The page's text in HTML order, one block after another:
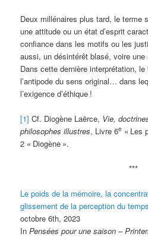
Deux millénaires plus tard, le terme
une attitude ou un état d’esprit
confiance dans les motifs ou les
aussi, un désintérêt blasé, voire une
Dans cette dernière interprétation, le
l’antipode du sens original… dans
l’exigence d’éthique !
[1] Cf. Diogène Laërce, Vie,
philosophes illustres, Livre 6e « Les
2 « Diogène ».
***
Le poids de la mémoire, la
glissement de la perception du temps
octobre 6th, 2023
InPensées pour une saison –